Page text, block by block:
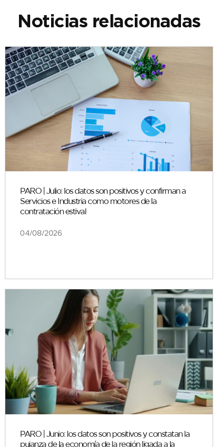
Noticias relacionadas
PARO | Julio: los datos son positivos y confirman a
Servicios e Industria como motores de la
contratación estival
04/08/2026
PARO | Junio: los datos son positivos y constatan la
pujanza de la economía de la región ligada a la